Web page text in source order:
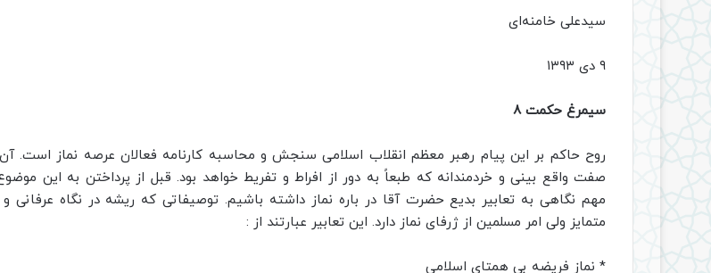
سیدعلی خامنه‌ای
۹ دی ۱۳۹۳
سیمرغ حکمت 8
روح حاکم بر این پیام رهبر معظم انقلاب اسلامی سنجش و محاسبه کارنامه فعالان عرصه نماز است.
صفت واقع بینی و خردمندانه که طبعاً به دور از افراط و تفریط خواهد بود. قبل از پرداختن به این
مهم نگاهی به تعابیر بدیع حضرت آقا در باره نماز داشته باشیم. توصیفاتی که ریشه در نگاه عرفانی
متمایز ولی امر مسلمین از ژرفای نماز دارد. این تعابیر عبارتند از :
* نماز فریضه بی همتای اسلامی